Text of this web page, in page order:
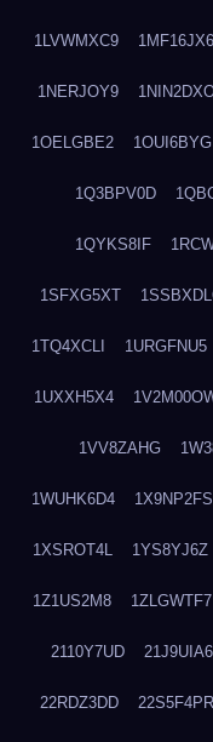
1LVWMXC9 1MF16JX6
1NERJOY9
1OELGBE2 1OUI6BYG
1Q3BPV0D
1QYKS8IF
1SFXG5XT
1TQ4XCLI 1URGFNU5
1UXXH5X4
1VV8ZAHG
1WUHK6D4 1X9NP2FS
1XSROT4L 1YS8YJ6Z
1Z1US2M8 1ZLGWTF7
2110Y7UD 21J9UIA6
22RDZ3DD 22S5F4PR